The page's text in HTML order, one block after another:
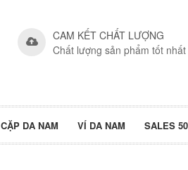
CAM KẾT CHẤT LƯỢNG
Chất lượng sản phẩm tốt nhất
CẶP DA NAM VÍ DA NAM SALES